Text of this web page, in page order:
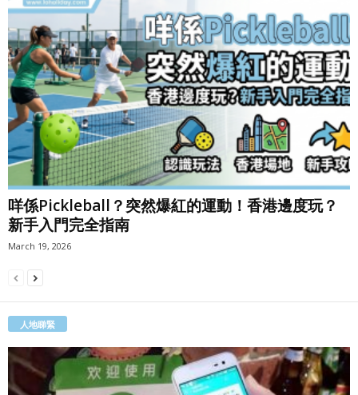
咩係Pickleball？突然爆紅的運動！香港邊度玩？
新手入門完全指南
March 19, 2026
人地睇緊